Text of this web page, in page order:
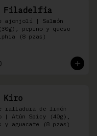
Filadelfia
ajonjolí | Salmón
pepino y queso
(8 pzas)
Kiro
ralladura de limón
| Atún Spicy (40g),
y aguacate (8 pzas)